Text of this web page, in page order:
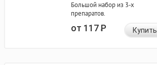
Большой набор из 3-х
препаратов.
от 117Р Купить